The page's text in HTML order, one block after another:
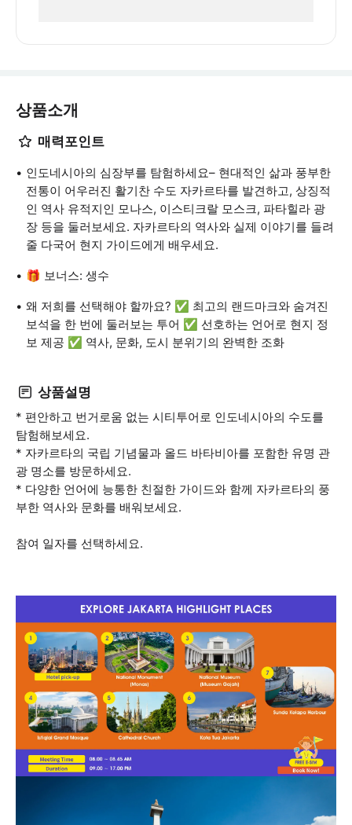
상품소개
매력포인트
인도네시아의 심장부를 탐험하세요– 현대적인 삶과 풍부한
전통이 어우러진 활기찬 수도 자카르타를 발견하고, 상징적
인 역사 유적지인 모나스, 이스티크랄 모스크, 파타힐라 광
장 등을 둘러보세요. 자카르타의 역사와 실제 이야기를 들려
줄 다국어 현지 가이드에게 배우세요.
🎁 보너스: 생수
왜 저희를 선택해야 할까요? ✅ 최고의 랜드마크와 숨겨진
보석을 한 번에 둘러보는 투어 ✅ 선호하는 언어로 현지 정
보 제공 ✅ 역사, 문화, 도시 분위기의 완벽한 조화
상품설명
* 편안하고 번거로움 없는 시티투어로 인도네시아의 수도를
탐험해보세요.
* 자카르타의 국립 기념물과 올드 바타비아를 포함한 유명 관
광 명소를 방문하세요.
* 다양한 언어에 능통한 친절한 가이드와 함께 자카르타의 풍
부한 역사와 문화를 배워보세요.
참여 일자를 선택하세요.